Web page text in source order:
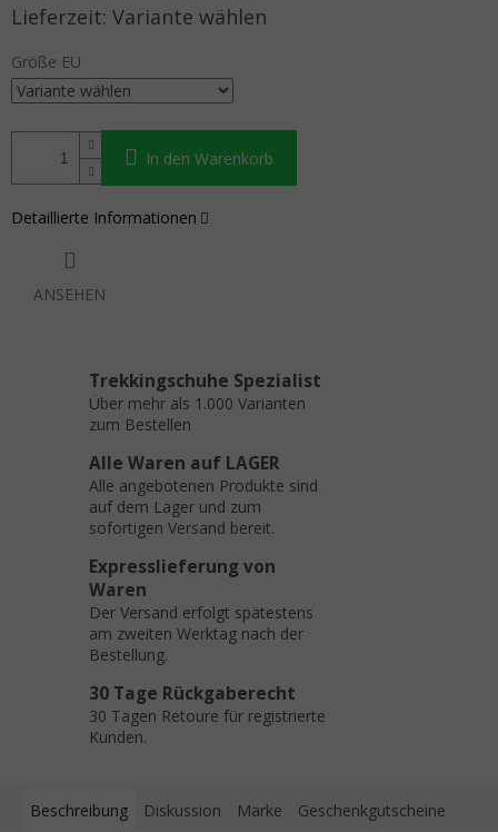
Verkaufspreis: Variante wählen
Größe EU
In den Warenkorb
Detaillierte Informationen
ANSEHEN
Trekkingschuhe Spezialist
Über mehr als 1.000 Varianten
zum Bestellen
Alle Waren auf LAGER
Alle angebotenen Produkte sind
auf dem Lager und zum
sofortigen Versand bereit.
Expresslieferung von
Waren
Der Versand erfolgt spätestens
am zweiten Werktag nach der
Bestellung.
30 Tage Rückgaberecht
30 Tagen Retoure für registrierte
Kunden.
Beschreibung Diskussion Marke Geschenkgutscheine